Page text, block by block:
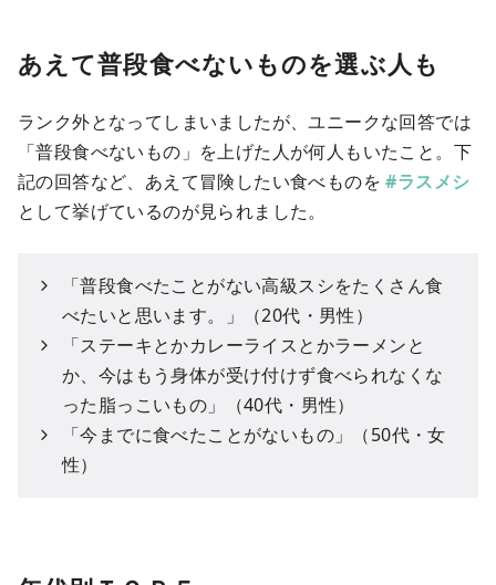
あえて普段食べないものを選ぶ人も
ランク外となってしまいましたが、ユニークな回答では
「普段食べないもの」を上げた人が何人もいたこと。下
記の回答など、あえて冒険したい食べものを#ラスメシ
として挙げているのが見られました。
「普段食べたことがない高級スシをたくさん食
べたいと思います。」（20代・男性）
「ステーキとかカレーライスとかラーメンと
か、今はもう身体が受け付けず食べられなくな
った脂っこいもの」（40代・男性）
「今までに食べたことがないもの」（50代・女
性）